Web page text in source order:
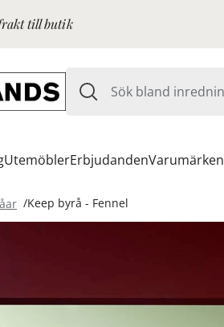
till butik
UtemöblerErbjudandenVarumärken
Keep byrå - Fennel